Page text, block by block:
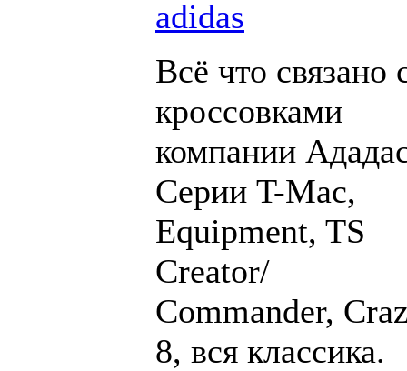
adidas
Всё что связано
кроссовками
компании
Серии T-Mac,
Equipment, TS
Creator/
Commander,
8, вся классика.